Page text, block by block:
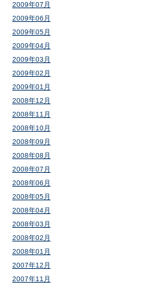
2009年07月
2009年06月
2009年05月
2009年04月
2009年03月
2009年02月
2009年01月
2008年12月
2008年11月
2008年10月
2008年09月
2008年08月
2008年07月
2008年06月
2008年05月
2008年04月
2008年03月
2008年02月
2008年01月
2007年12月
2007年11月